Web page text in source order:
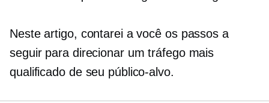
Neste artigo, contarei a você os passos a
seguir para direcionar um tráfego mais
qualificado de seu público-alvo.